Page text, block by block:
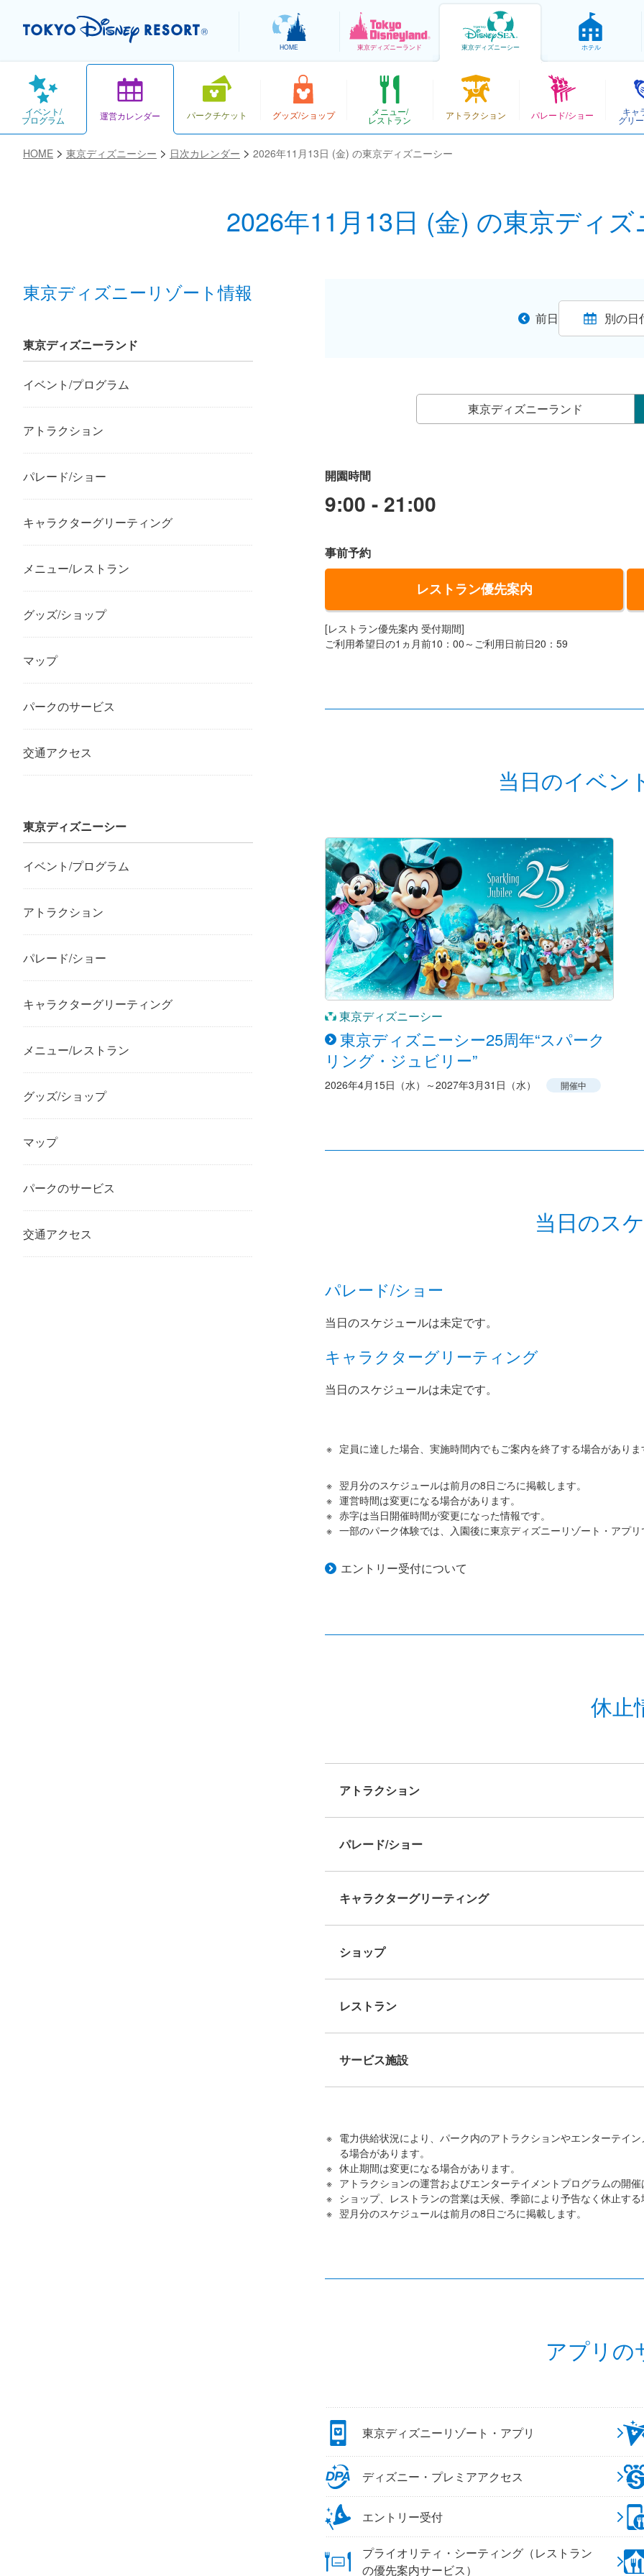
HOME 東京ディズニーランド 東京ディズニーシー ホテル
イベント/
プログラム 運営カレンダー パークチケット グッズ/ショップ メニュー/
レストラン アトラクション パレード/ショー キャ
グリ
HOME 東京ディズニーシー 日次カレンダー 2026年11月13日 (金) の東京ディズニーシー
2026年11月13日 (金) の東京ディ
お気に入り
前日 別の日
東京ディズニーランド
開園時間
9:00 - 21:00
事前予約
レストラン優先案内
[レストラン優先案内 受付期間]
ご利用希望日の1ヵ月前10：00～ご利用日前日20：59
当日のイベン
東京ディズニーシー
東京ディズニーシー25周年“スパーク
リング・ジュビリー”
2026年4月15日（水）～2027年3月31日（水） 開催中
当日のス
パレード/ショー
当日のスケジュールは未定です。
キャラクターグリーティング
当日のスケジュールは未定です。
定員に達した場合、実施時間内でもご案内を終了する場合がありま
翌月分のスケジュールは前月の8日ごろに掲載します。
運営時間は変更になる場合があります。
赤字は当日開催時間が変更になった情報です。
一部のパーク体験では、入園後に東京ディズニーリゾート・アプ
エントリー受付について
休止
アトラクション
パレード/ショー
キャラクターグリーティング
ショップ
レストラン
サービス施設
電力供給状況により、パーク内のアトラクションやエンターテイ
る場合があります。
休止期間は変更になる場合があります。
アトラクションの運営およびエンターテイメントプログラムの開
ショップ、レストランの営業は天候、季節により予告なく休止す
翌月分のスケジュールは前月の8日ごろに掲載します。
アプリの
東京ディズニーリゾート・アプリ
ディズニー・プレミアアクセス
エントリー受付
プライオリティ・シーティング（レストラン
の優先案内サービス）
東京ディズニーリゾート情報
東京ディズニーランド
イベント/プログラム
アトラクション
パレード/ショー
キャラクターグリーティング
メニュー/レストラン
グッズ/ショップ
マップ
パークのサービス
交通アクセス
東京ディズニーシー
イベント/プログラム
アトラクション
パレード/ショー
キャラクターグリーティング
メニュー/レストラン
グッズ/ショップ
マップ
パークのサービス
交通アクセス